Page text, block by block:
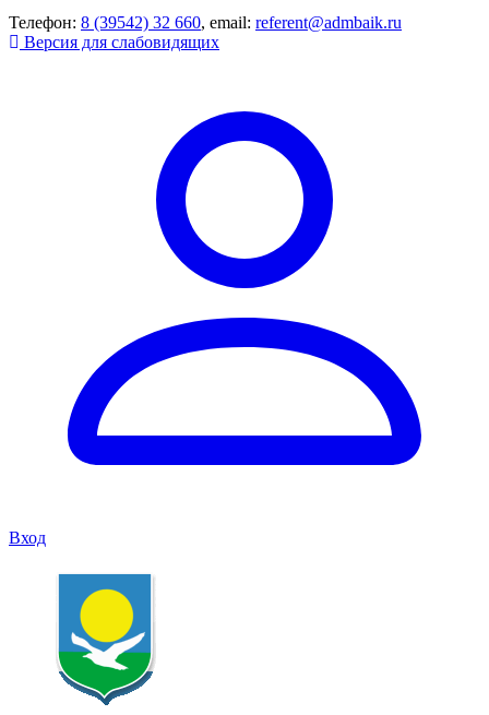
Телефон: 8 (39542) 32 660, email: referent@admbaik.ru
Версия для слабовидящих
Вход